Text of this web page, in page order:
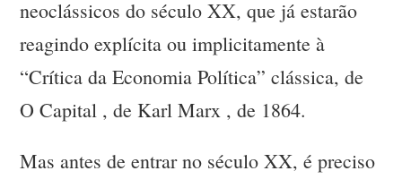
neoclássicos do século XX, que já estarão
reagindo explícita ou implicitamente à
“Crítica da Economia Política” clássica, de
O Capital , de Karl Marx , de 1864.
Mas antes de entrar no século XX, é preciso